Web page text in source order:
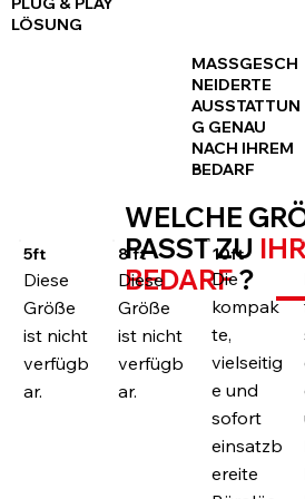
LÖSUNG
MASSGESCHN
EIDERTE A
USSTATTUNG
GENAU N
ACH IHREM B
EDARF
WELCHE
PASST ZU
BEDARF?
5ft
Diese
Größe
ist nicht
verfügb
ar.
8 ft
Diese
Größe
ist nicht
verfügb
ar.
10ft
Die
kompak
te,
vielseitig
e und
sofort
einsatzb
ereite